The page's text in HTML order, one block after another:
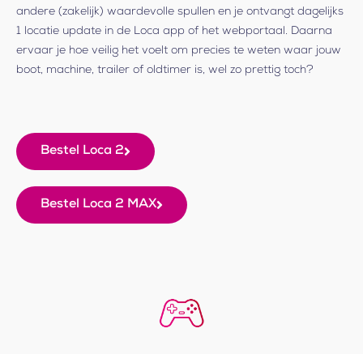
andere (zakelijk) waardevolle spullen en je ontvangt dagelijks
1 locatie update in de Loca app of het webportaal. Daarna
ervaar je hoe veilig het voelt om precies te weten waar jouw
boot, machine, trailer of oldtimer is, wel zo prettig toch?
Bestel Loca 2
Bestel Loca 2 MAX